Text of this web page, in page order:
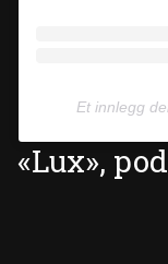
Et innlegg
«Lux»,